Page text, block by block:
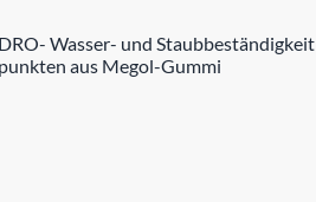
Wasser- und Staubbeständigkeit
aus Megol-Gummi